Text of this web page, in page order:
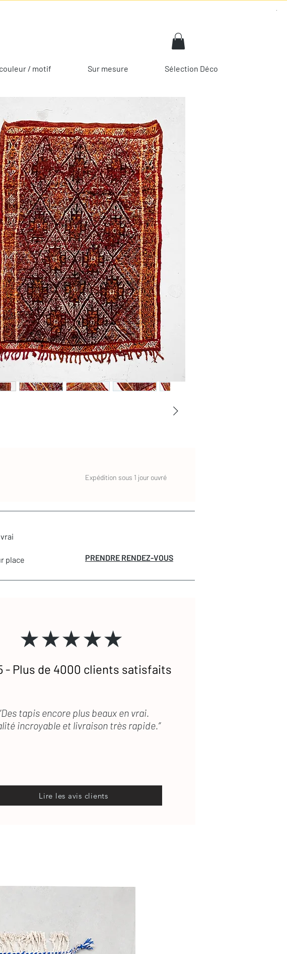
/ motif Sur mesure Sélection Déco
Expédition sous 1 jour ouvré
place
PRENDRE RENDEZ-VOUS
★★★★★
- Plus de 4000 clients satisfaits
tapis encore plus beaux en vrai.
incroyable et livraison très rapide.”
Lire les avis clients